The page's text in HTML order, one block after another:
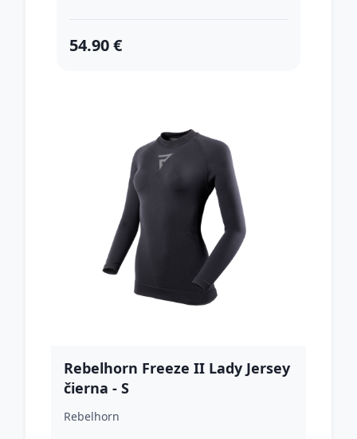
54.90 €
Rebelhorn Freeze II Lady Jersey
čierna - S
Rebelhorn